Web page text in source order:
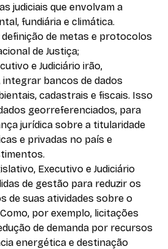
judiciais que envolvam a
fundiária e climática.
definição de metas e protocolos
de Justiça;
e Judiciário irão,
bancos de dados
cadastrais e fiscais. Isso
georreferenciados, para
jurídica sobre a titularidade
e privadas no país e
Executivo e Judiciário
de gestão para reduzir os
de suas atividades sobre o
por exemplo, licitações
de demanda por recursos
energética e destinação